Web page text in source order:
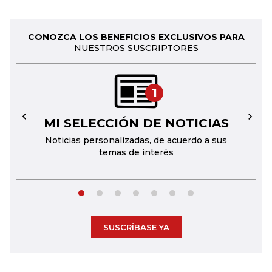
CONOZCA LOS BENEFICIOS EXCLUSIVOS PARA
NUESTROS SUSCRIPTORES
1
MI SELECCIÓN DE NOTICIAS
Noticias personalizadas, de acuerdo a sus
temas de interés
← →
SUSCRÍBASE YA